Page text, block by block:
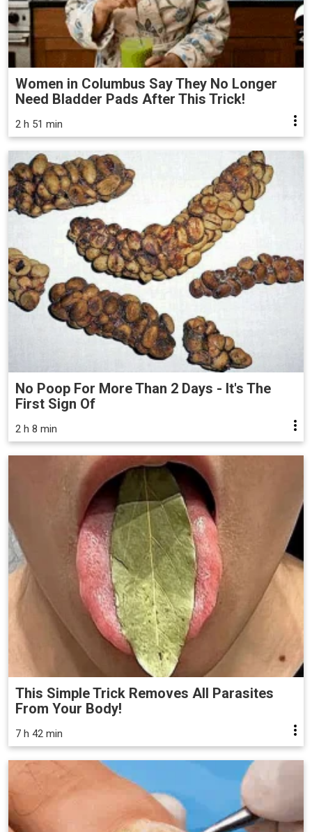
Women in Columbus Say They No Longer
Need Bladder Pads After This Trick!
2 h 51 min
No Poop For More Than 2 Days - It's The
First Sign Of
2 h 8 min
This Simple Trick Removes All Parasites
From Your Body!
7 h 42 min